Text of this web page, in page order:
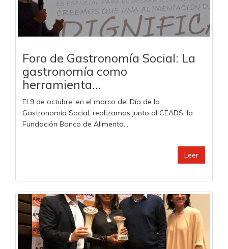
Foro de Gastronomía Social: La
gastronomía como
herramienta...
El 9 de octubre, en el marco del Día de la
Gastronomía Social, realizamos junto al CEADS, la
Fundación Banco de Alimento...
Leer